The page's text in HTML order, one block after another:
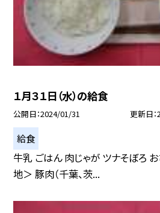
１月３１日（水）の給食
公開日 2024/01/31 更新日
給食
牛乳 ごはん 肉じゃが ツナそぼろ
地＞ 豚肉（千葉、茨...